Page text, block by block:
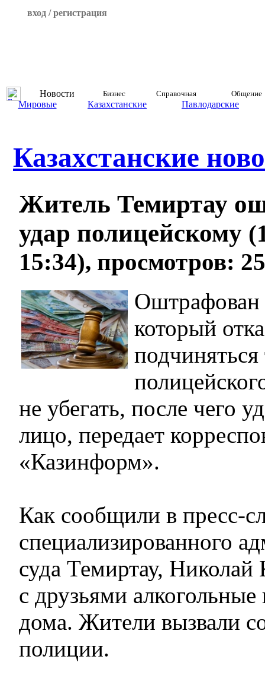
вход / регистрация
Новости Бизнес Справочная Общение
Мировые Казахстанские Павлодарские
Казахстанские
Житель Темиртау
удар полицейскому
15:34), просмотров:
Оштрафован
который
не убегать, после чего
лицо, передает
«Казинформ».
Как сообщили в пресс-
специализированного
суда Темиртау, Николай
с друзьями
дома. Жители вызвали
полиции.